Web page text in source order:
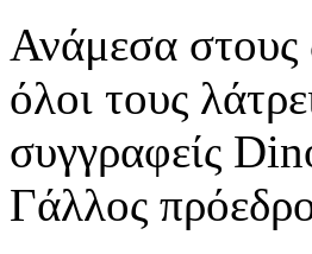
Ανάμεσα στους
όλοι τους
συγγραφείς
Γάλλος